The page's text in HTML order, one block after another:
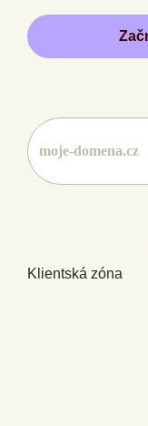
Klientská zóna